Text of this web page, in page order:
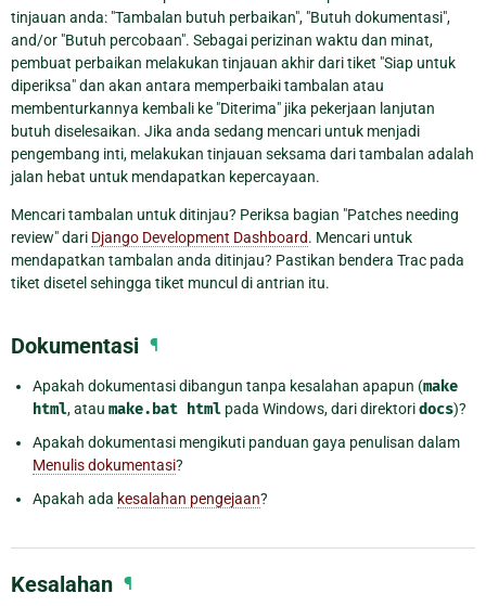
tinjauan anda: "Tambalan butuh perbaikan", "Butuh dokumentasi",
and/or "Butuh percobaan". Sebagai perizinan waktu dan minat,
pembuat perbaikan melakukan tinjauan akhir dari tiket "Siap untuk
diperiksa" dan akan antara memperbaiki tambalan atau
membenturkannya kembali ke "Diterima" jika pekerjaan lanjutan
butuh diselesaikan. Jika anda sedang mencari untuk menjadi
pengembang inti, melakukan tinjauan seksama dari tambalan adalah
jalan hebat untuk mendapatkan kepercayaan.
Mencari tambalan untuk ditinjau? Periksa bagian "Patches needing
review" dari Django Development Dashboard. Mencari untuk
mendapatkan tambalan anda ditinjau? Pastikan bendera Trac pada
tiket disetel sehingga tiket muncul di antrian itu.
Dokumentasi ¶
Apakah dokumentasi dibangun tanpa kesalahan apapun (make
html, atau make.bat html pada Windows, dari direktoridocs)?
Apakah dokumentasi mengikuti panduan gaya penulisan dalam
Menulis dokumentasi?
Apakah ada kesalahan pengejaan?
Kesalahan ¶